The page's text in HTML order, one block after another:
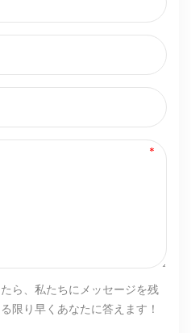
ら、私たちにメッセージを残
限り早くあなたに答えます！